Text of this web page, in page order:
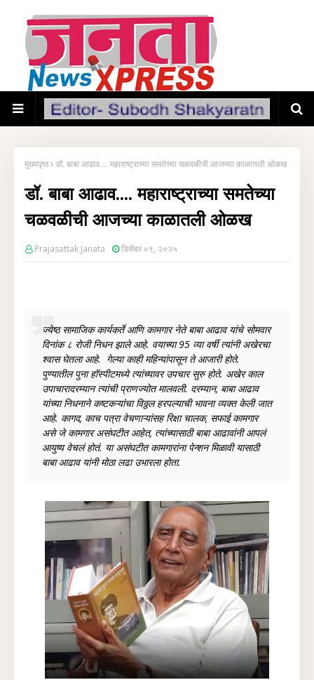
मुख्यपृष्ठ डॉ. बाबा आढाव.... महाराष्ट्राच्या समतेच्या चळवळीची आजच्या काळातली ओळख
डॉ. बाबा आढाव.... महाराष्ट्राच्या समतेच्या
चळवळीची आजच्या काळातली ओळख
Prajasattak Janata डिसेंबर ०९, २०२५
ज्येष्ठ सामाजिक कार्यकर्ते आणि कामगार नेते बाबा आढाव यांचे सोमवार
दिनांक ८ रोजी निधन झाले आहे. वयाच्या 95 व्या वर्षी त्यांनी अखेरचा
श्वास घेतला आहे. गेल्या काही महिन्यांपासून ते आजारी होते.
पुण्यातील पुना हॉस्पीटमध्ये त्यांच्यावर उपचार सुरु होते. अखेर काल
उपाचारादरम्यान त्यांची प्राणज्योत मालवली. दरम्यान, बाबा आढाव
यांच्या निधनाने कष्टकऱ्यांचा विठ्ठल हरपल्याची भावना व्यक्त केली जात
आहे. कागद, काच पत्रा वेचणाऱ्यांसह रिक्षा चालक, सफाई कामगार
असे जे कामगार असंघटीत आहेत, त्यांच्यासाठी बाबा आढावांनी आपलं
आयुष्य वेचलं होतं. या असंघटीत कामगारांना पेन्शन मिळावी यासाठी
बाबा आढाव यांनी मोठा लढा उभारला होता.